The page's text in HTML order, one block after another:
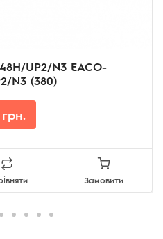
UP2/N3 EACO-
N3 (380)
Замовити